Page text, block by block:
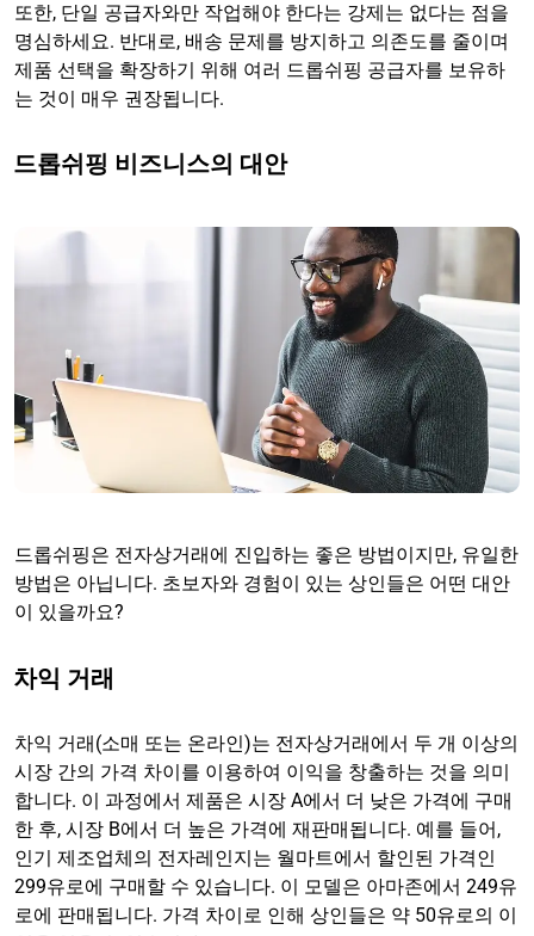
또한, 단일 공급자와만 작업해야 한다는 강제는 없다는 점을
명심하세요. 반대로, 배송 문제를 방지하고 의존도를 줄이며
제품 선택을 확장하기 위해 여러 드롭쉬핑 공급자를 보유하
는 것이 매우 권장됩니다.
드롭쉬핑 비즈니스의 대안
드롭쉬핑은 전자상거래에 진입하는 좋은 방법이지만, 유일한
방법은 아닙니다. 초보자와 경험이 있는 상인들은 어떤 대안
이 있을까요?
차익 거래
차익 거래(소매 또는 온라인)는 전자상거래에서 두 개 이상의
시장 간의 가격 차이를 이용하여 이익을 창출하는 것을 의미
합니다. 이 과정에서 제품은 시장 A에서 더 낮은 가격에 구매
한 후, 시장 B에서 더 높은 가격에 재판매됩니다. 예를 들어,
인기 제조업체의 전자레인지는 월마트에서 할인된 가격인
299유로에 구매할 수 있습니다. 이 모델은 아마존에서 249유
로에 판매됩니다. 가격 차이로 인해 상인들은 약 50유로의 이